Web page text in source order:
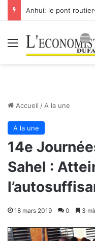
Menu
Accueil / A la une
A la une
14e
Sahel :
18 mars 2019 0 3